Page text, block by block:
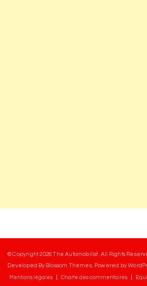
© Copyright 2026The Automobilist. All Rights
Developed By Blossom Themes. Powered by
Mentions légales Charte des commentaires